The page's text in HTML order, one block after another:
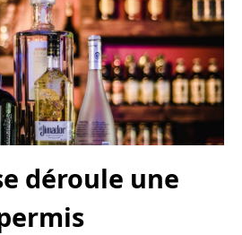
déroule une